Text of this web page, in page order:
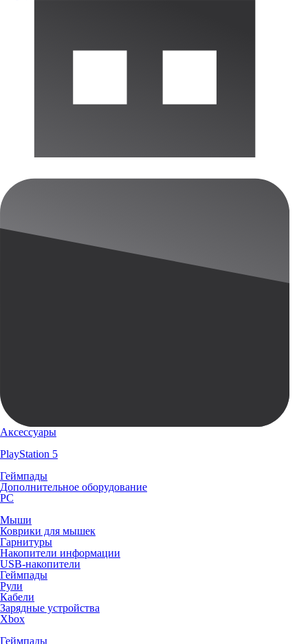
Аксессуары
PlayStation 5
Геймпады
Дополнительное оборудование
PC
Мыши
Коврики для мышек
Гарнитуры
Накопители информации
USB-накопители
Геймпады
Рули
Кабели
Зарядные устройства
Xbox
Геймпады